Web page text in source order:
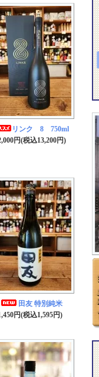
リンク 8 750ml
円(税込13,200円)
田友 特別純米
円(税込1,595円)